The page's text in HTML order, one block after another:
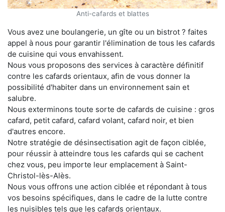
Anti-cafards et blattes
Vous avez une boulangerie, un gîte ou un bistrot ? faites
appel à nous pour garantir l'élimination de tous les cafards
de cuisine qui vous envahissent.
Nous vous proposons des services à caractère définitif
contre les cafards orientaux, afin de vous donner la
possibilité d'habiter dans un environnement sain et
salubre.
Nous exterminons toute sorte de cafards de cuisine : gros
cafard, petit cafard, cafard volant, cafard noir, et bien
d'autres encore.
Notre stratégie de désinsectisation agit de façon ciblée,
pour réussir à atteindre tous les cafards qui se cachent
chez vous, peu importe leur emplacement à Saint-
Christol-lès-Alès.
Nous vous offrons une action ciblée et répondant à tous
vos besoins spécifiques, dans le cadre de la lutte contre
les nuisibles tels que les cafards orientaux.